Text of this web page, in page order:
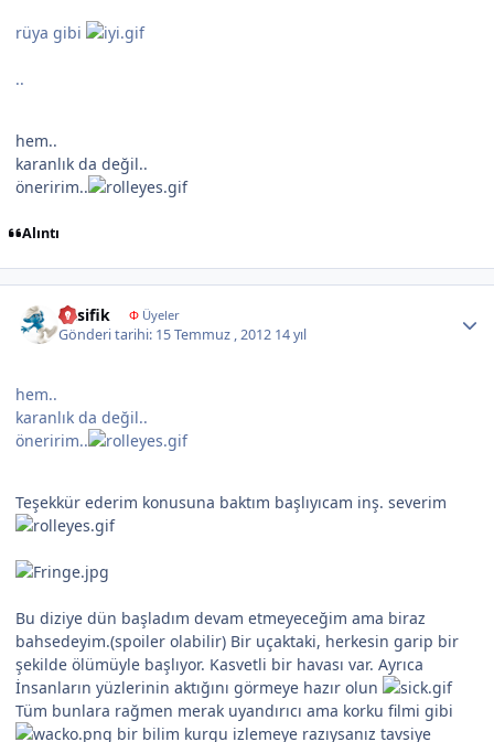
rüya gibi
..
hem..
karanlık da değil..
öneririm..
Alıntı
Pasifik ΦÜyeler
Gönderi tarihi: 15 Temmuz , 2012 14 yıl
hem..
karanlık da değil..
öneririm..
Teşekkür ederim konusuna baktım başlıyıcam inş. severim
Bu diziye dün başladım devam etmeyeceğim ama biraz
bahsedeyim.(spoiler olabilir) Bir uçaktaki, herkesin garip bir
şekilde ölümüyle başlıyor. Kasvetli bir havası var. Ayrıca
İnsanların yüzlerinin aktığını görmeye hazır olun
Tüm bunlara rağmen merak uyandırıcı ama korku filmi gibi
bir bilim kurgu izlemeye razıysanız tavsiye